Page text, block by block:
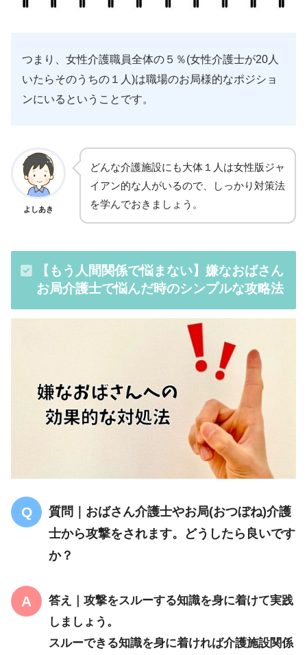
つまり、女性介護職員全体の５％(女性介護士が20人
いたらそのうちの１人)は職場のお局様的なポジショ
ンにいるということです。
よしあき
どんな介護施設にも大体１人は女性版ジャ
イアン的な人がいるので、しっかり対策法
を学んでおきましょう。
【もう人間関係で悩まない】嫌なおばさん
お局介護士で悩んだ時のシンプルな攻略法
質問｜おばさん介護士やお局(おつぼね)介護
士から攻撃をされます。どうしたら良いです
か？
答え｜攻撃をスルーする知識を身に着けて実践
しましょう。
スルーできる知識を身に着ければ介護施設関係